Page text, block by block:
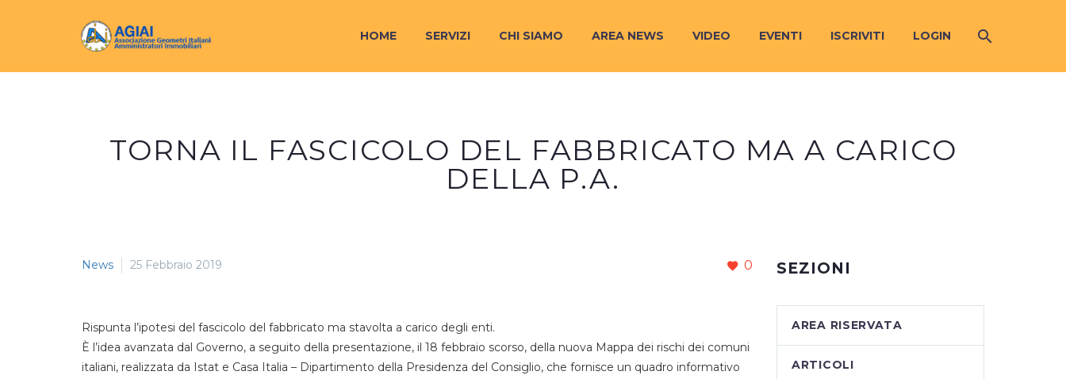
HOME SERVIZI CHI SIAMO AREA NEWS VIDEO EVENTI ISCRIVITI LOGIN
TORNA IL FASCICOLO DEL FABBRICATO MA A CARICO
DELLA P.A.
0
News 25 Febbraio 2019
Rispunta l’ipotesi del fascicolo del fabbricato ma stavolta a carico degli enti.
È l’idea avanzata dal Governo, a seguito della presentazione, il 18 febbraio scorso, della nuova Mappa dei rischi dei comuni
italiani, realizzata da Istat e Casa Italia – Dipartimento della Presidenza del Consiglio, che fornisce un quadro informativo
SEZIONI
AREA RISERVATA
ARTICOLI